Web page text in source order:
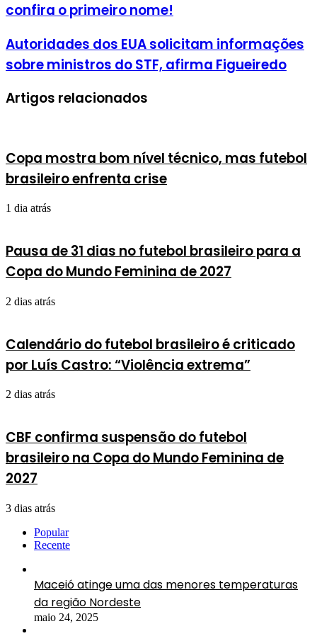
confira o primeiro nome!
Autoridades dos EUA solicitam informações
sobre ministros do STF, afirma Figueiredo
Artigos relacionados
Copa mostra bom nível técnico, mas futebol
brasileiro enfrenta crise
1 dia atrás
Pausa de 31 dias no futebol brasileiro para a
Copa do Mundo Feminina de 2027
2 dias atrás
Calendário do futebol brasileiro é criticado
por Luís Castro: “Violência extrema”
2 dias atrás
CBF confirma suspensão do futebol
brasileiro na Copa do Mundo Feminina de
2027
3 dias atrás
Popular
Recente
Maceió atinge uma das menores temperaturas
da região Nordeste
maio 24, 2025